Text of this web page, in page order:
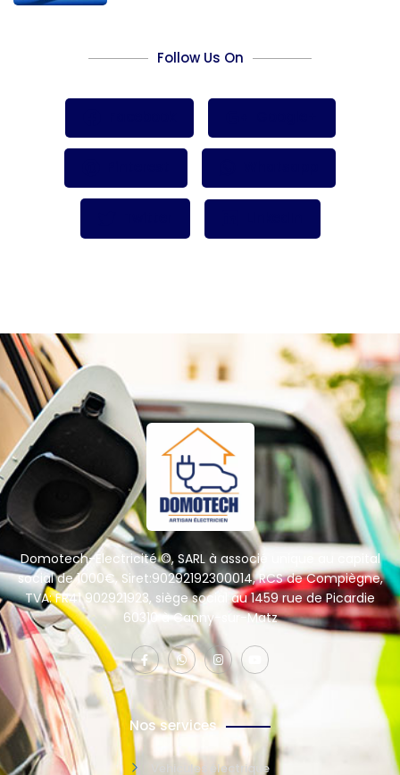
Follow Us On
Domotech-Electricité ©, SARL à associé unique au capital
social de 1000€, Siret:90292192300014, RCS de Compiègne,
TVA: FR41 902921923, siège social au 1459 rue de Picardie
60310 à Canny-sur-Matz
Nos services
Vehicules électrique